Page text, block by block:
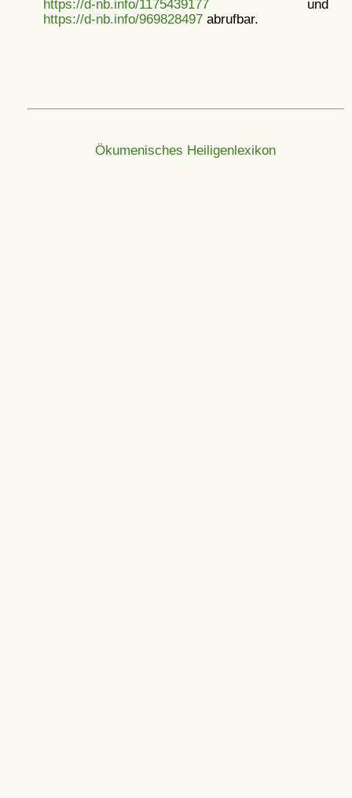
https://d-nb.info/1175439177und
https://d-nb.info/969828497abrufbar.
Ökumenisches Heiligenlexikon